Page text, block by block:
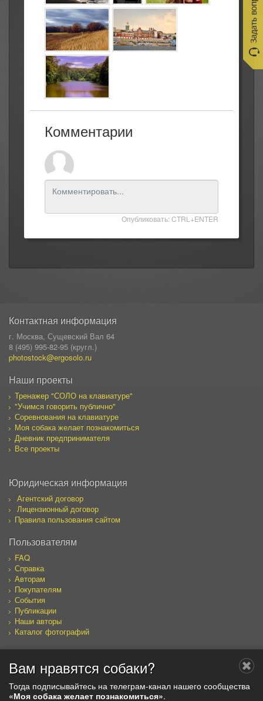
Комментарии
Опубликовать: CTRL+ENTER
Контактная информация
г. Москва, Сущевский Вал 64
8 (495) 995-82-95 (кругл.)
photostock@ergosolo.ru
Наши проекты
Тренажер "СОЛО на клавиатуре"
"Учимся говорить публично"
Соревнования на клавиатуре
Моя собака желает познакомиться
Дневник предпринимателя
Все проекты
Юридическая информация
Агентский договор
Лицензионный договор
Правила пользования сайтом
Пользователям
FAQ
Справка
Авторам
Покупателям
События
Публикации
Наши авторы
Каталог фотографий
Мы в социальных сетях
Вам нравятся собаки?
Тогда подписывайтесь на телеграм-канал нашего сообщества
«Моя собака желает познакомиться».